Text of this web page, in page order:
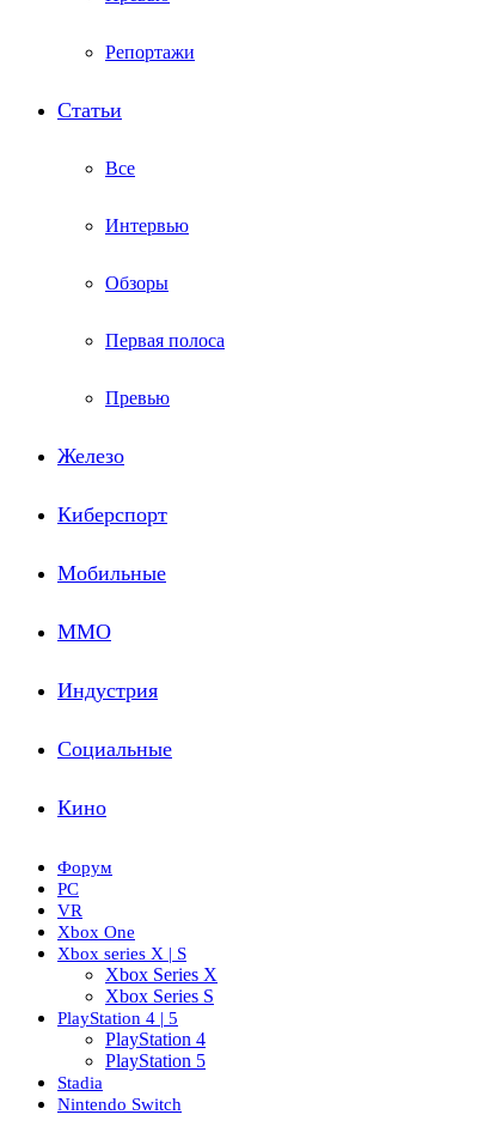
Репортажи
Статьи
Все
Интервью
Обзоры
Первая полоса
Превью
Железо
Киберспорт
Мобильные
ММО
Индустрия
Социальные
Кино
Форум
PC
VR
Xbox One
Xbox series X | S
Xbox Series X
Xbox Series S
PlayStation 4 | 5
PlayStation 4
PlayStation 5
Stadia
Nintendo Switch